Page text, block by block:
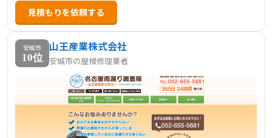
見積もりを依頼する
安城市
10位
山王産業株式会社
安城市の屋根修理業者